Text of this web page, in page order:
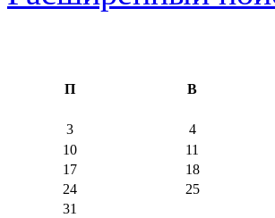
П В
3 4
10
11
17
18
24
25
31